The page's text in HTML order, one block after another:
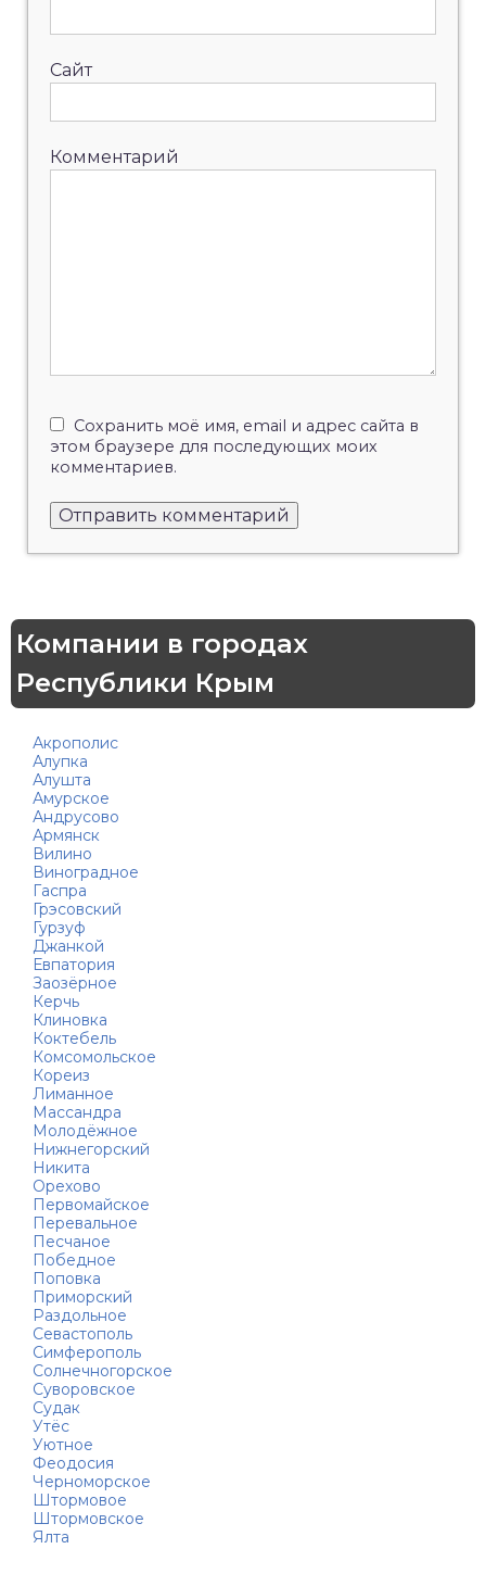
Сайт
Комментарий
Сохранить моё имя, email и адрес сайта в
этом браузере для последующих моих
комментариев.
Компании в городах
Республики Крым
Акрополис
Алупка
Алушта
Амурское
Андрусово
Армянск
Вилино
Виноградное
Гаспра
Грэсовский
Гурзуф
Джанкой
Евпатория
Заозёрное
Керчь
Клиновка
Коктебель
Комсомольское
Кореиз
Лиманное
Массандра
Молодёжное
Нижнегорский
Никита
Орехово
Первомайское
Перевальное
Песчаное
Победное
Поповка
Приморский
Раздольное
Севастополь
Симферополь
Солнечногорское
Суворовское
Судак
Утёс
Уютное
Феодосия
Черноморское
Штормовое
Штормовское
Ялта